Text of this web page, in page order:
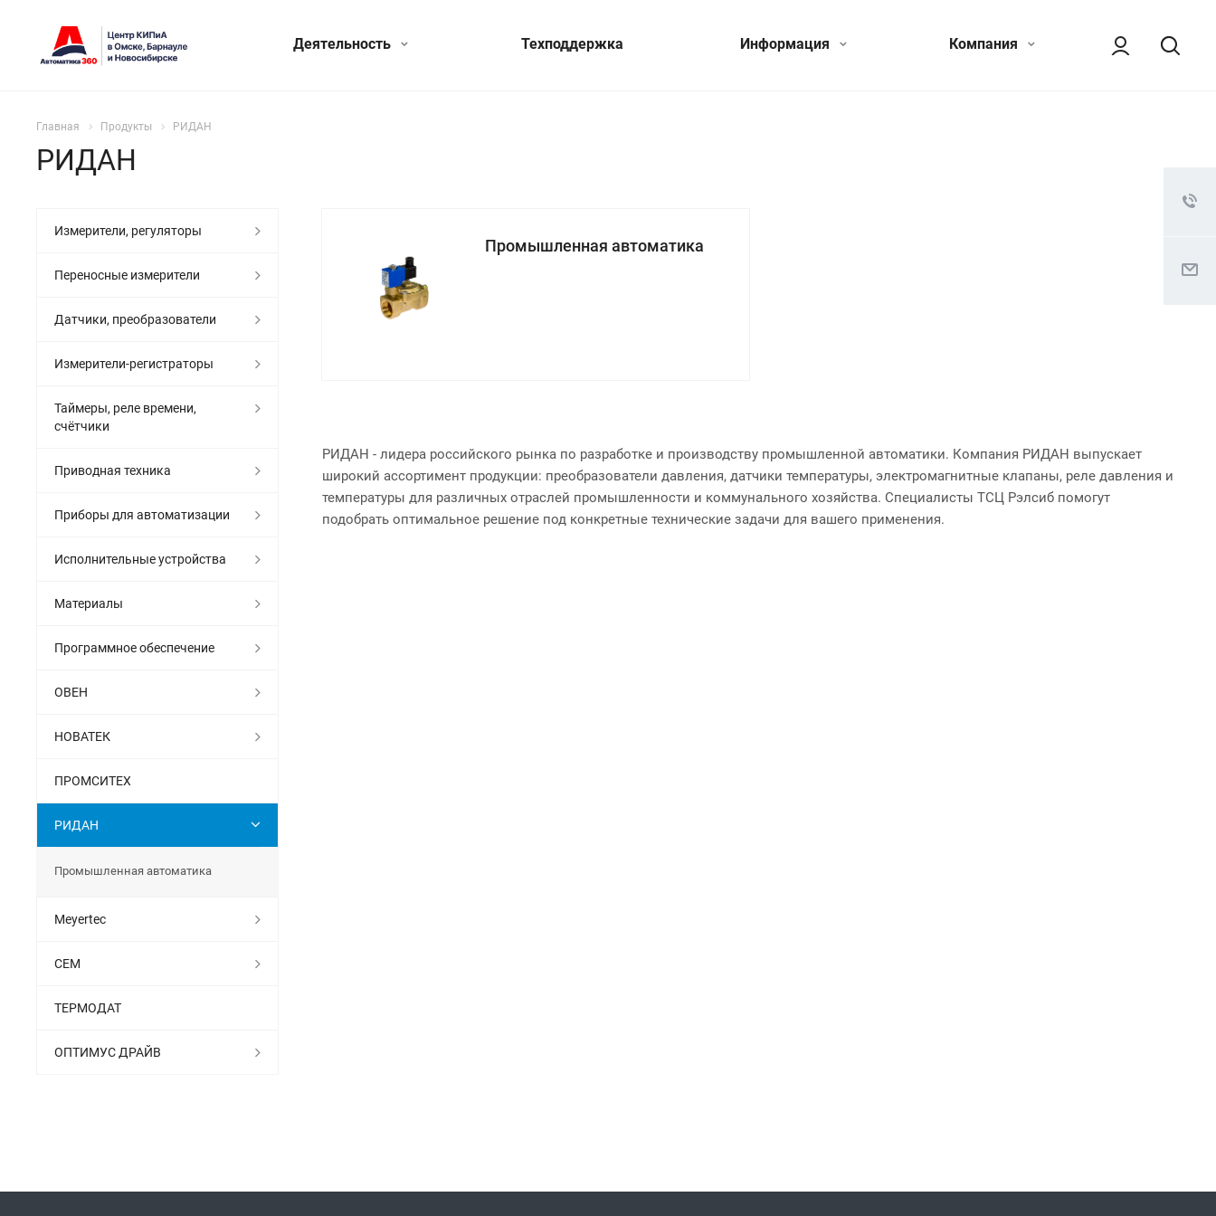
Деятельность Техподдержка Информация Компания
Главная Продукты РИДАН
РИДАН
Промышленная автоматика
РИДАН - лидера российского рынка по разработке и производству промышленной автоматики. Компания РИДАН выпускает
широкий ассортимент продукции: преобразователи давления, датчики температуры, электромагнитные клапаны, реле давления и
температуры для различных отраслей промышленности и коммунального хозяйства. Специалисты ТСЦ Рэлсиб помогут
подобрать оптимальное решение под конкретные технические задачи для вашего применения.
Измерители, регуляторы
Переносные измерители
Датчики, преобразователи
Измерители-регистраторы
Таймеры, реле времени,
счётчики
Приводная техника
Приборы для автоматизации
Исполнительные устройства
Материалы
Программное обеспечение
ОВЕН
НОВАТЕК
ПРОМСИТЕХ
РИДАН
Промышленная автоматика
Meyertec
СЕМ
ТЕРМОДАТ
ОПТИМУС ДРАЙВ